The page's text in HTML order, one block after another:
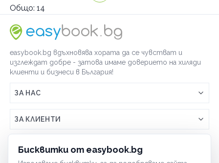
Бисквитки от easybook.bg
Общо: 14
easybook.bg вдъхновява хората да се чувстват и
изглеждат добре - затова имаме доверието на хиляди
клиенти и бизнеси в България!
ЗА НАС
Връзка с easybook.bg
Как работи easybook
Често задавани въпроси
ЗА КЛИЕНТИ
Условия за ползване
ЗА ТЪРГОВЦИ